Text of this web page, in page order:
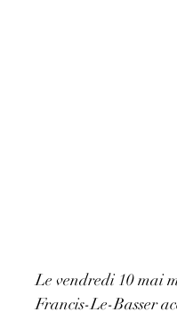
Le vendredi 10 mai
Francis-Le-Basser